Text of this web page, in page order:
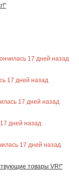
17 дней назад
17 дней назад
17 дней назад
17 дней назад
17 дней назад
товары VR!"